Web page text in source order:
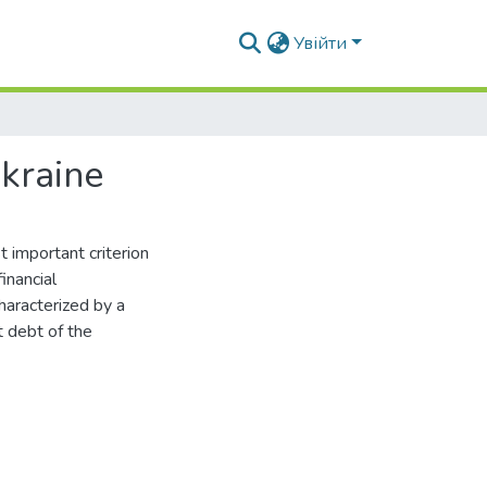
Увійти
important criterion
by a
debt of the